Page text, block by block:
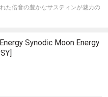
た倍音の豊かなサスティンが魅力の
Synodic Moon Energy